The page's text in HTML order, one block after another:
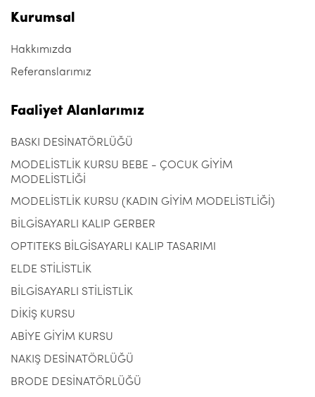
Kurumsal
Hakkımızda
Referanslarımız
Faaliyet Alanlarımız
BASKI DESİNATÖRLÜĞÜ
MODELİSTLİK KURSU BEBE - ÇOCUK GİYİM
MODELİSTLİĞİ
MODELİSTLİK KURSU (KADIN GİYİM MODELİSTLİĞİ)
BİLGİSAYARLI KALIP GERBER
OPTITEKS BİLGİSAYARLI KALIP TASARIMI
ELDE STİLİSTLİK
BİLGİSAYARLI STİLİSTLİK
DİKİŞ KURSU
ABİYE GİYİM KURSU
NAKIŞ DESİNATÖRLÜĞÜ
BRODE DESİNATÖRLÜĞÜ